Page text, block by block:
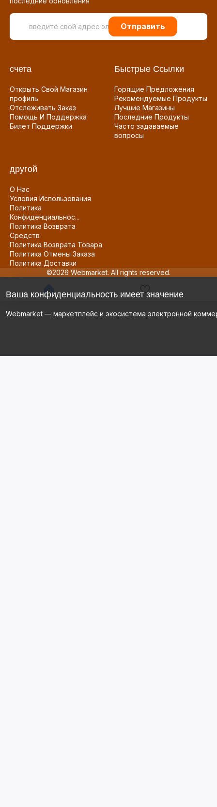
Отправить
счета
Открыть Свой Магазин
профиль
Отслеживать Заказ
Помощь И Поддержка
Билет Поддержки
Быстрые Ссылки
Горящие Предложения
Рекомендуемые Продукты
Лучшие Магазины
Последние Продукты
Часто задаваемые
вопросы
другой
О Нас
Условия Использования
Политика
Конфиденциальнос...
Политика Возврата
Средств
Политика Возврата Товара
Политика Отмены Заказа
Политика Доставки
©2026 Webmarket. All rights reserved.
Ваша конфиденциальность имеет значение
Webmarket — маркетплейс и экосистема электронной